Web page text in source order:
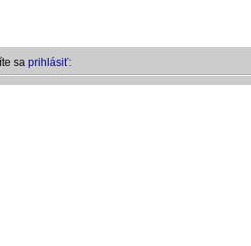
sa prihlásiť: